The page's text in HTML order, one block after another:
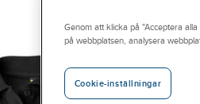
Genom att klicka på "Acceptera
på webbplatsen, analysera
Cookie-inställningar